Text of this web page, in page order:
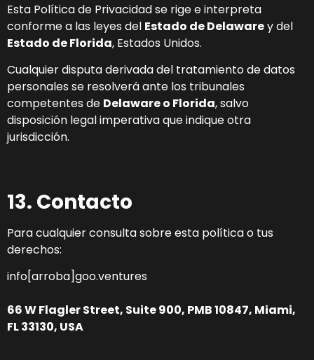
Esta Política de Privacidad se rige e interpreta
conforme a las leyes del Estado de Delawarey del
Estado de Florida, Estados Unidos.
Cualquier disputa derivada del tratamiento de datos
personales se resolverá ante los tribunales
competentes de Delaware o Florida, salvo
disposición legal imperativa que indique otra
jurisdicción.
13. Contacto
Para cualquier consulta sobre esta política o tus
derechos:
info[arroba]goo.ventures
66 W Flagler Street, Suite 900, PMB 10847, Miami,
FL 33130, USA